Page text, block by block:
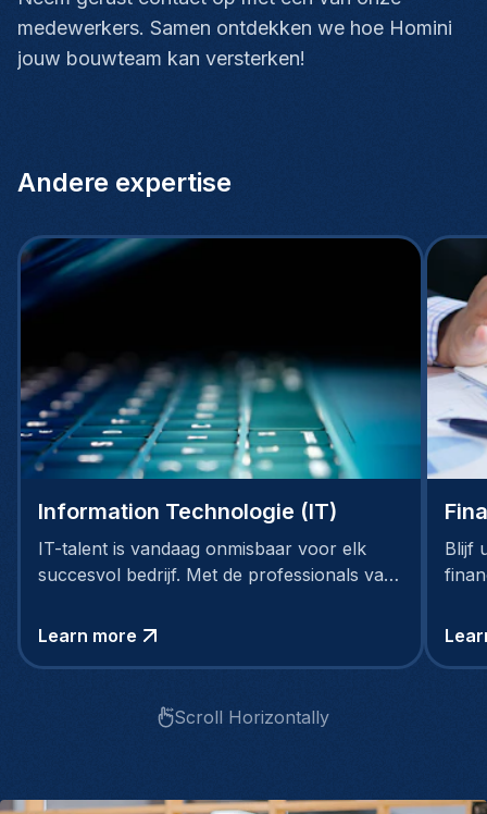
medewerkers. Samen ontdekken we hoe Homini
jouw bouwteam kan versterken!
Andere expertise
Information Technologie (IT)
IT-talent is vandaag onmisbaar voor elk
succesvol bedrijf. Met de professionals van
technologische voorsprong
Learn more
Blijf
Scroll Horizontally